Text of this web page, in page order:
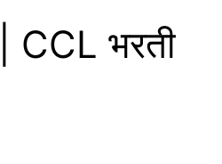
भरती